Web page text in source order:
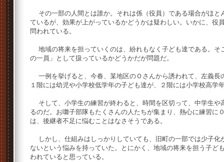
その一部の人間とは誰か。それは係（役員）である場合がほと
ているが、効果が上がっているかどうかは疑わしい。いかに、役
問われている。
地域の将来を担っていくのは、紛れもなく子ども達である。そ
の一員」として扱っているかどうかだが問題だ。
一例を挙げると、今春、某地区のＯさんから誘われて、左義長
１階には幼児や小学校低学年の子ども達が、２階には小学校高学
そして、小学生の練習が終わると、時間を区切って、中学生や
るのだ。お囃子部隊もたくさんの人たちが集まり、熱心に練習に
は、後継者不足に悩むことはなさそうである。
しかし、仕組みはしっかりしていても、旧町の一部では少子化
ないという悩みを持っていた。とにかく、地域の将来を担う子ど
われていると思っている。